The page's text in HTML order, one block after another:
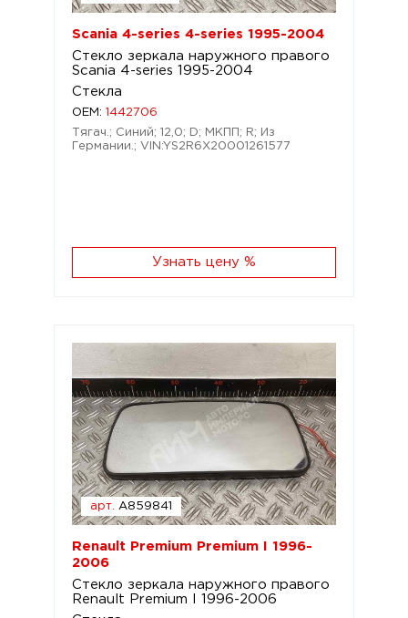
Scania 4-series 4-series 1995-2004
Стекло зеркала наружного правого
Scania 4-series 1995-2004
Стекла
OEM: 1442706
Тягач.; Синий; 12,0; D; МКПП; R; Из
Германии.; VIN:YS2R6X20001261577
Узнать цену %
арт. A859841
Renault Premium Premium I 1996-
2006
Стекло зеркала наружного правого
Renault Premium I 1996-2006